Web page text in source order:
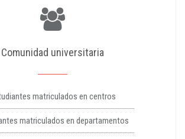
Comunidad universitaria
matriculados en centros
matriculados en departamentos